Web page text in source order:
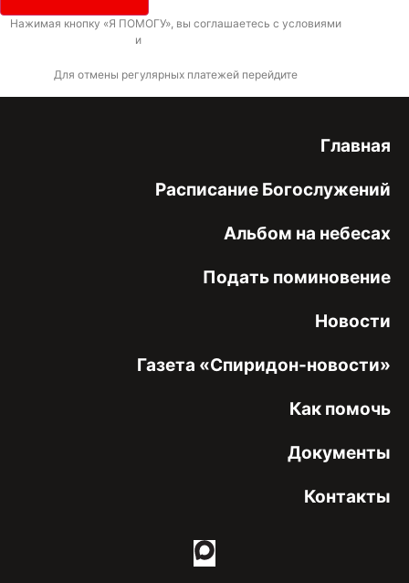
Нажимая кнопку «Я ПОМОГУ», вы соглашаетесь с условиями
и
Для отмены регулярных платежей перейдите
Главная
Расписание Богослужений
Альбом на небесах
Подать поминовение
Новости
Газета «Спиридон-новости»
Как помочь
Документы
Контакты